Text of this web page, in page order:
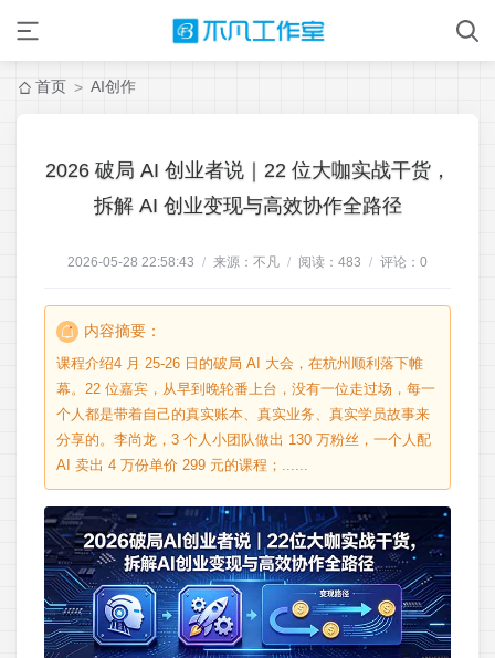
首页 > AI创作
2026 破局 AI 创业者说｜22 位大咖实战干货，
拆解 AI 创业变现与高效协作全路径
2026-05-28 22:58:43 / 来源：不凡 / 阅读： 483 / 评论： 0
内容摘要：
课程介绍4 月 25-26 日的破局 AI 大会，在杭州顺利落下帷
幕。22 位嘉宾，从早到晚轮番上台，没有一位走过场，每一
个人都是带着自己的真实账本、真实业务、真实学员故事来
分享的。李尚龙，3 个人小团队做出 130 万粉丝，一个人配
AI 卖出 4 万份单价 299 元的课程；......